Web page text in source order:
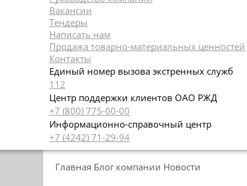
Вакансии
Тендеры
Написать нам
Продажа товарно-материальных ценностей
Контакты
Единый номер вызова экстренных служб
112
Центр поддержки клиентов ОАО РЖД
+7 (800) 775-00-00
Информационно-справочный центр
+7 (4242) 71-29-94
Главная Блог компании Новости